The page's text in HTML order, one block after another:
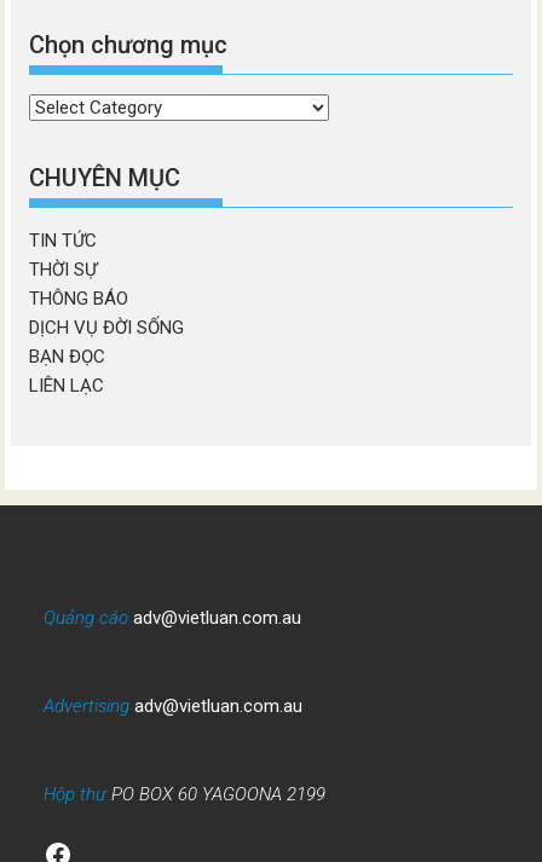
Chọn chương mục
Chọn
mục
CHUYÊN MỤC
TIN TỨC
THỜI SỰ
THÔNG BÁO
DỊCH VỤ ĐỜI SỐNG
BẠN ĐỌC
LIÊN LẠC
Quảng cáo adv@vietluan.com.au
Advertising adv@vietluan.com.au
Hộp thưPO BOX 60 YAGOONA 2199
Facebook